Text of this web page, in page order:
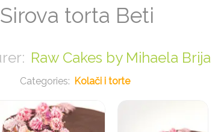
Sirova torta Beti
Raw Cakes by Mihaela
Kolači i torte